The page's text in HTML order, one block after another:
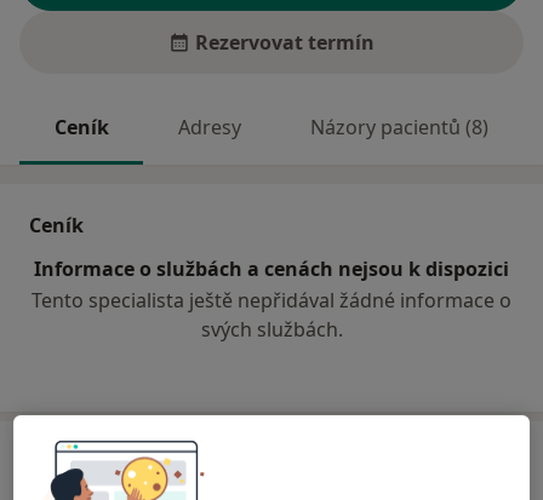
Rezervovat termín
Ceník Adresy Názory pacientů (8)
Ceník
Informace o službách a cenách nejsou k dispozici
Tento specialista ještě nepřidával žádné informace o
svých službách.
Adresa